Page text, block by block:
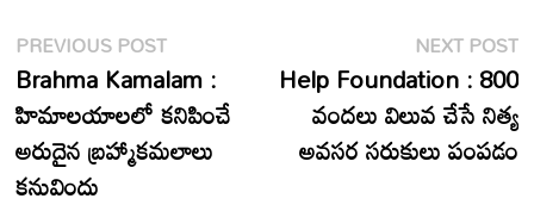
Post
navigation
PREVIOUS POSTPrevious
post:
Brahma Kamalam :
హిమాలయాలలో కనిపించే
అరుదైన బ్రహ్మాకమలాలు
కనువిందు
NEXT POST
Help Foundation : 800
వందలు విలువ చేసే నిత్య
అవసర సరుకులు పంపడం